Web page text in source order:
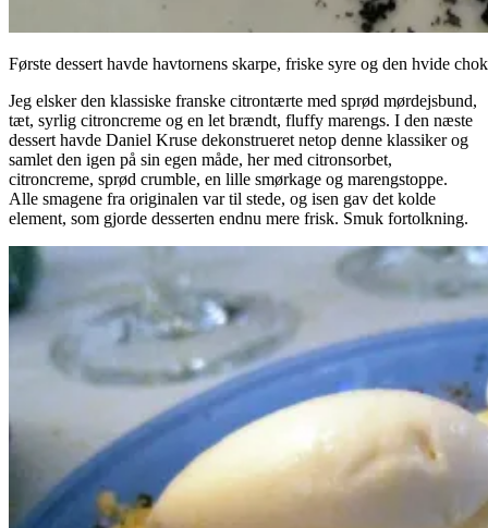
Første dessert havde havtornens skarpe, friske syre og den hvide
Jeg elsker den klassiske franske citrontærte med sprød mørdejsbund,
tæt, syrlig citroncreme og en let brændt, fluffy marengs. I den næste
dessert havde Daniel Kruse dekonstrueret netop denne klassiker og
samlet den igen på sin egen måde, her med citronsorbet,
citroncreme, sprød crumble, en lille smørkage og marengstoppe.
Alle smagene fra originalen var til stede, og isen gav det kolde
element, som gjorde desserten endnu mere frisk. Smuk fortolkning.